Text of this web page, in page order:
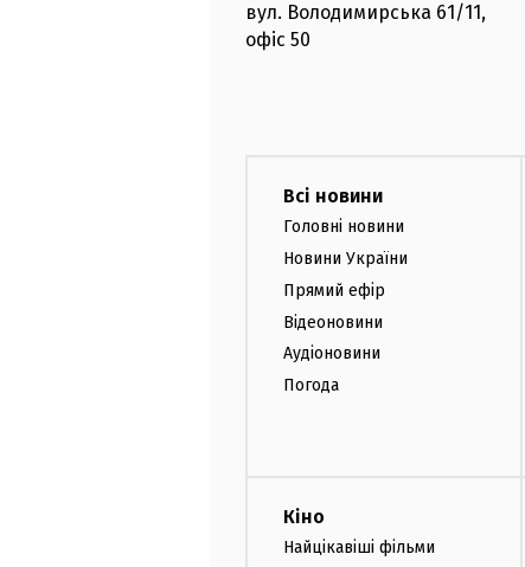
вул. Володимирська 61/11,
офіс 50
Всі новини
Головні новини
Новини України
Прямий ефір
Відеоновини
Аудіоновини
Погода
Кіно
Найцікавіші фільми